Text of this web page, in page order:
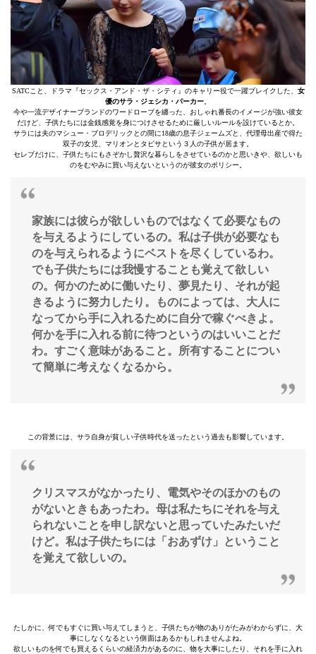
SATCこと、ドラマ『セックス・アンド・ザ・シティ』のキャリー役で一躍ブレイクした、 女
優のサラ・ジェシカ・パーカー
今や一流デザイナーブランドのワードローブを纏った、おしゃれ番長のイメージが強い彼女
だけど、子供たちには金銭感覚を身につけさせるために厳しいルールを設けているとか。
サラには夫のマシュー・ブロデリックとの間に18歳の息子ジェームズと、代理母出産で得た
双子の女児、マリオンとタビサという３人の子供が居ます。
セレブだけに、子供たちにもさぞかし贅沢な暮らしをさせているのかと思いきや、欲しいも
のをむやみに買い与えないというのが彼女のポリシー。
家族には彼らが欲しいものではなくて必要なもの
を与えるようにしているの。私は子供が必要なも
のを与えられるようにベストを尽くしているわ。
でも子供たちには我慢することも覚えて欲しい
の。何かのために働いたり、夢見たり、それが起
きるように努力したり。ものによっては、大人に
なってから手に入れるために自分で稼ぐべきよ。
何かを手に入れる前に待つというのはいいことだ
わ。すごく意味があること。所有することについ
て簡単に考えなくなるから。
この背景には、サラ自身が貧しい子供時代を送ったという過去も影響しています。
クリスマスがなかったり、電気やそのほかのもの
がないときもあったわ。母は私たちにそれを与え
られないことを申し訳ないと思っていたみたいだ
けど。私は子供たちには「おあずけ」ということ
を覚えて欲しいの。
たしかに、何でもすぐに買い与えてしまうと、子供たちが物のありがたみがわからずに、大
事にしなくなるという側面はあるかもしれませんよね。
欲しいものを何でも買えるくらいの経済力があるのに、物を大事にしたり、それを手に入れ